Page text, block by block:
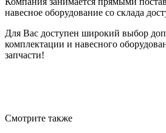
навесное оборудование со склада
Для Вас доступен широкий выбор
комплектации и навесного
запчасти!
Смотрите также